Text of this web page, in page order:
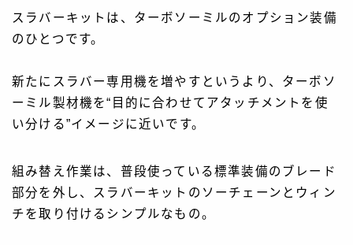
スラバーキットは、ターボソーミルのオプション装備
のひとつです。
新たにスラバー専用機を増やすというより、ターボソ
ーミル製材機を“目的に合わせてアタッチメントを使
い分ける”イメージに近いです。
組み替え作業は、普段使っている標準装備のブレード
部分を外し、スラバーキットのソーチェーンとウィン
チを取り付けるシンプルなもの。